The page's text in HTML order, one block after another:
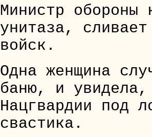
Министр обороны
унитаза,
войск.
Одна женщина
баню, и
Нацгвардии под
свастика.